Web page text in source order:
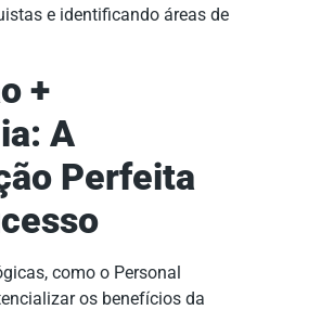
e identificando áreas de
+
A
Perfeita
como o Personal
os benefícios da